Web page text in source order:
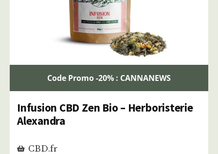
Code Promo -20% : CANNANEWS
Infusion CBD Zen Bio – Herboristerie
Alexandra
CBD.fr